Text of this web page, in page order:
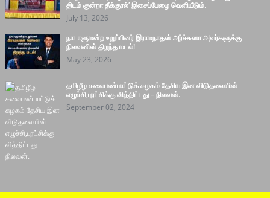
திடம் குன்றா தீக்குரல்’ இசைப்பேழை வெளியீடும்.
July 13, 2026
நாடாளுமன்ற உறுப்பினர் இராமநாதன் அர்ச்சுனா அவர்களுக்கு
நிலவனின் திறந்த மடல்!
May 23, 2026
தமிழீழ கலைபண்பாட்டுக் கழகம் தேசிய இன விடுதலையின்
எழுச்சி,புரட்சிக்கு வித்திட்டது – நிலவன்.
September 02, 2024